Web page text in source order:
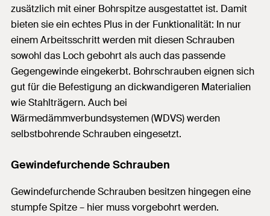
zusätzlich mit einer Bohrspitze ausgestattet ist. Damit
bieten sie ein echtes Plus in der Funktionalität: In nur
einem Arbeitsschritt werden mit diesen Schrauben
sowohl das Loch gebohrt als auch das passende
Gegengewinde eingekerbt. Bohrschrauben eignen sich
gut für die Befestigung an dickwandigeren Materialien
wie Stahlträgern. Auch bei
Wärmedämmverbundsystemen (WDVS) werden
selbstbohrende Schrauben eingesetzt.
Gewindefurchende Schrauben
Gewindefurchende Schrauben besitzen hingegen eine
stumpfe Spitze – hier muss vorgebohrt werden.